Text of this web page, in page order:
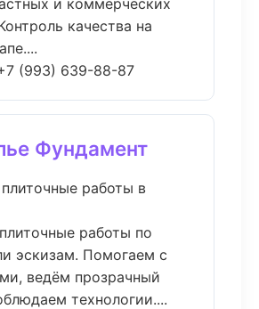
и коммерческих
качества на
(993) 639-88-87
Фундамент
работы в
работы по
эскизам. Помогаем с
ведём прозрачный
технологии....